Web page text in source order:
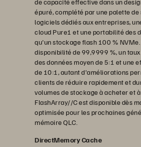
de capacité effective dans un
épuré, complété par une palette de
logiciels dédiés aux entreprises,
cloud Pure1 et une portabilité des
qu'un stockage flash 100 %
disponibilité de 99,9999 %, un
des données moyen de 5:1 et une
de 10:1, autant d'améliorations
clients de réduire rapidement et
volumes de stockage à acheter et
FlashArray//C est disponible dès
optimisée pour les prochaines
mémoire QLC.
DirectMemory Cache